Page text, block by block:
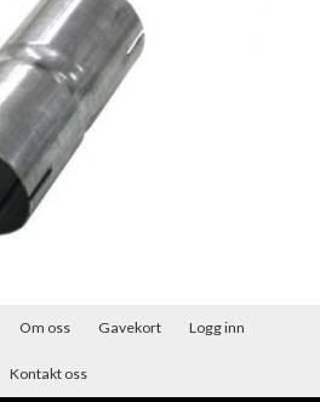
Om oss Gavekort Logg inn
Kontakt oss